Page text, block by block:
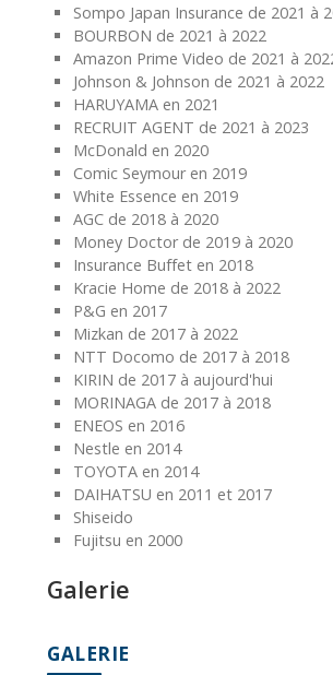
Sompo Japan Insurance de 2021 à
BOURBON de 2021 à 2022
Amazon Prime Video de 2021 à
Johnson & Johnson de 2021 à 2022
HARUYAMA en 2021
RECRUIT AGENT de 2021 à 2023
McDonald en 2020
Comic Seymour en 2019
White Essence en 2019
AGC de 2018 à 2020
Money Doctor de 2019 à 2020
Insurance Buffet en 2018
Kracie Home de 2018 à 2022
P&G en 2017
Mizkan de 2017 à 2022
NTT Docomo de 2017 à 2018
KIRIN de 2017 à aujourd'hui
MORINAGA de 2017 à 2018
ENEOS en 2016
Nestle en 2014
TOYOTA en 2014
DAIHATSU en 2011 et 2017
Shiseido
Fujitsu en 2000
Galerie
GALERIE